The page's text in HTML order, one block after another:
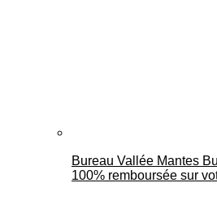
Bureau Vallée Mantes
100% remboursée sur